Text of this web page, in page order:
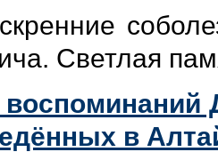
Светлая
в